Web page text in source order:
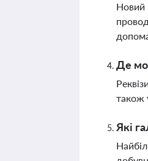
Новий
Де
також
Які